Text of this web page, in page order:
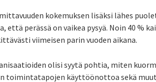
kokemuksen lisäksi lähes
että perässä on vaikea pysyä. Noin 40
viimeisen parin vuoden aikana.
olisi syytä pohtia, miten
toimintatapojen käyttöönottoa sekä